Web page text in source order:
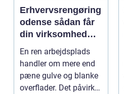
Erhvervsrengøring
odense sådan får
din virksomhed
mest værdi for
pengene
En ren arbejdsplads
handler om mere end
pæne gulve og blanke
overflader. Det påvirker